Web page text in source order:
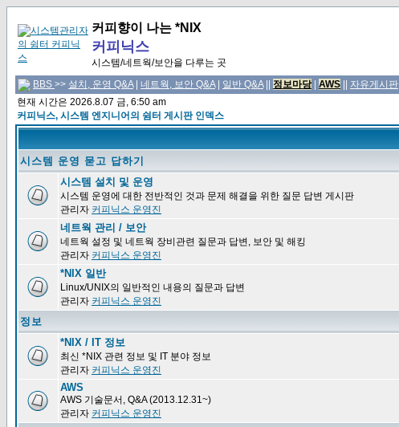
커피향이 나는 *NIX
커피닉스
시스템/네트웍/보안을 다루는 곳
BBS >> 설치, 운영 Q&A| 네트웍, 보안 Q&A| 일반 Q&A|| 정보마당| AWS 자유게시판
현재 시간은 2026.8.07 금, 6:50 am
커피닉스, 시스템 엔지니어의 쉼터 게시판 인덱스
시스템 운영 묻고 답하기
시스템 설치 및 운영
시스템 운영에 대한 전반적인 것과 문제 해결을 위한 질문 답변 게시판
관리자 커피닉스 운영진
네트웍 관리 / 보안
네트웍 설정 및 네트웍 장비관련 질문과 답변, 보안 및 해킹
관리자 커피닉스 운영진
*NIX 일반
Linux/UNIX의 일반적인 내용의 질문과 답변
관리자 커피닉스 운영진
정보
*NIX / IT 정보
최신 *NIX 관련 정보 및 IT 분야 정보
관리자 커피닉스 운영진
AWS
AWS 기술문서, Q&A (2013.12.31~)
관리자 커피닉스 운영진